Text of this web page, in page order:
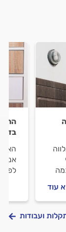
עוד
אנו
ועבודות